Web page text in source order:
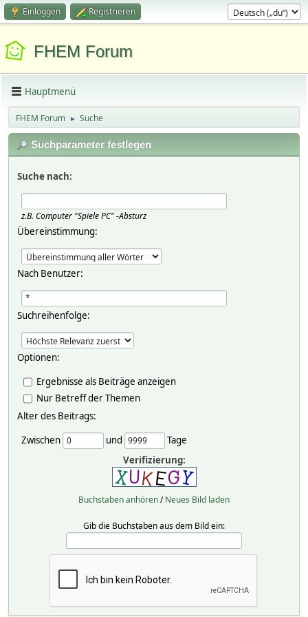
Einloggen Registrieren
FHEM Forum
Hauptmenü
FHEM Forum ► Suche
Suchparameter festlegen
Suche nach:
z.B. Computer "Spiele PC" -Absturz
Übereinstimmung:
Nach Benutzer:
Suchreihenfolge:
Optionen:
Ergebnisse als Beiträge anzeigen
Nur Betreff der Themen
Alter des Beitrags:
Zwischen
und
Tage
Verifizierung:
Buchstaben anhören/Neues Bild laden
Gib die Buchstaben aus dem Bild ein: